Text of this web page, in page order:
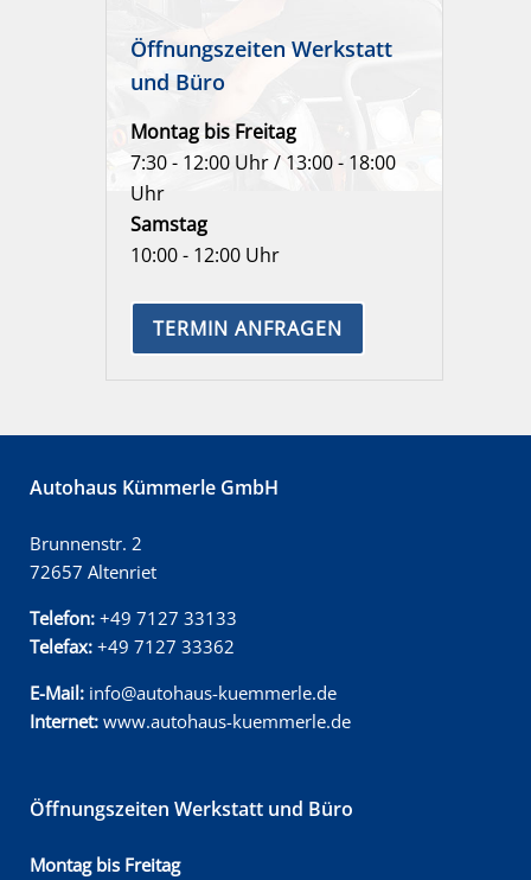
Öffnungszeiten Werkstatt
und Büro
Montag bis Freitag
7:30 - 12:00 Uhr / 13:00 - 18:00
Uhr
Samstag
10:00 - 12:00 Uhr
TERMIN ANFRAGEN
Autohaus Kümmerle GmbH
Brunnenstr. 2
72657 Altenriet
Telefon: +49 7127 33133
Telefax: +49 7127 33362
E-Mail: info@autohaus-kuemmerle.de
Internet: www.autohaus-kuemmerle.de
Öffnungszeiten Werkstatt und Büro
Montag bis Freitag